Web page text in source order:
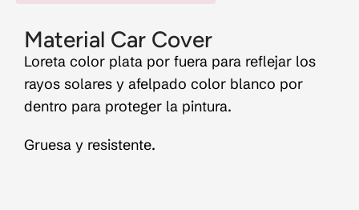
Material Car Cover
Loreta color plata por fuera para reflejar los
rayos solares y afelpado color blanco por
dentro para proteger la pintura.
Gruesa y resistente.